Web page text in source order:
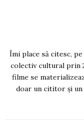
Îmi place să citesc,
colectiv cultural prin
filme se
doar un cititor și un